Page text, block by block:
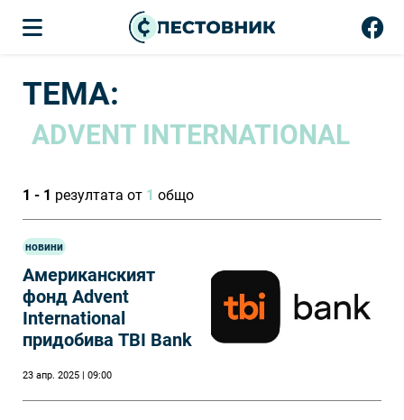
ТЕМА:
ADVENT INTERNATIONAL
1 - 1 резултата от 1 общо
новини
Американският
фонд Advent
International
придобива TBI Bank
23 апр. 2025 | 09:00